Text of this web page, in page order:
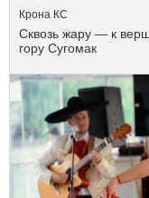
Крона КС
Сквозь жару — к
гору Сугомак